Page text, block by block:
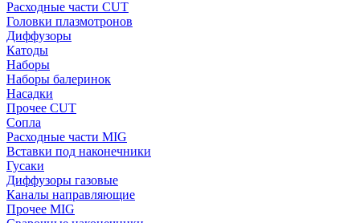
Расходные части CUT
Головки плазмотронов
Диффузоры
Катоды
Наборы
Наборы балеринок
Насадки
Прочее CUT
Сопла
Расходные части MIG
Вставки под наконечники
Гусаки
Диффузоры газовые
Каналы направляющие
Прочее MIG